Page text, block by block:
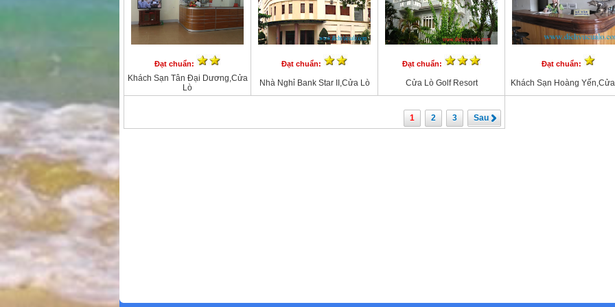
Đạt chuẩn:
Khách Sạn Tân Đại Dương,Cửa
Lò
Đạt chuẩn:
Nhà Nghỉ Bank Star II,Cửa Lò
Đạt chuẩn:
Cửa Lò Golf Resort
Đạt chuẩn:
Khách Sạn Hoàng
1 2 3 Sau